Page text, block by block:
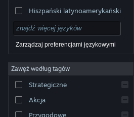
© Valve Corporation. Wszelkie prawa zastrzeżone.
właścicieli w Stanach Zjednoczonych i innych krajach.
dostępu
Umowa użytkownika Steam
pieniędzy |Ciasteczka
Hiszpański latynoamerykański
Zarządzaj preferencjami językowymi
Zawęź według tagów
Strategiczne
Akcja
Przygodowe